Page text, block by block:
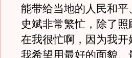
能带给当地的人民和
史斌非常繁忙，除了照
在我很忙啊，因为我
我希望用最好的面貌